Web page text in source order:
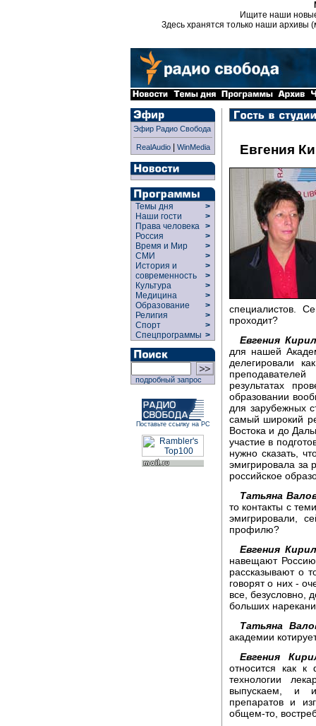
Ищите наши
Здесь хранятся только наши архивы
Эфир Радио Свобода
RealAudio| WinMedia
Темы дня
>
Наши гости
>
Права человека >
Россия
>
Время и Мир
>
СМИ
>
История и
современность
>
>
Культура
>
Медицина
>
Образование
>
Религия
>
Спорт
>
Спецпрограммы >
подробный запрос
Поставьте ссылку на РС
Евгения
специалистов.
проходит?
Евгения
для нашей
делегировали
результатах
образовании
для зарубежных
самый широкий
Востока и до
участие в
нужно сказать,
эмигрировала за
российское
Татьяна
то контакты с
эмигрировали,
профилю?
Евгения
навещают
рассказывают о
говорят о них -
все, безусловно,
больших
Татьяна
академии
Евгения
относится как к
технологии
выпускаем, и
препаратов и
общем-то,